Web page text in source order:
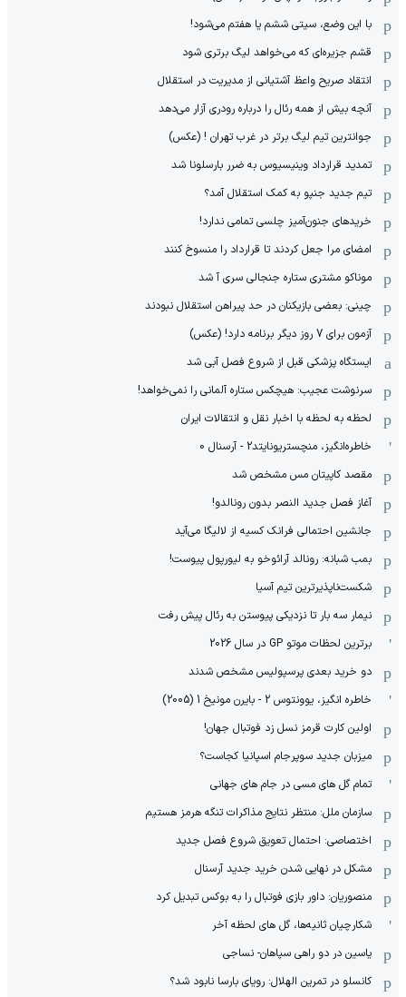
با این وضع، سیتی ششم یا هفتم می‌شود!
قشم جزیره‌ای که می‌خواهد لیگ برتری شود
انتقاد صریح واعظ آشتیانی از مدیریت در استقلال
آنچه بیش از همه رئال را درباره رودری آزار می‌دهد
جوانترین تیم لیگ برتر در غرب تهران ! (عکس)
تمدید قرارداد وینیسیوس به ضرر بارسلونا شد
تیم جدید جنپو به کمک استقلال آمد؟
خریدهای جنون‌آمیز چلسی تمامی ندارد!
امضای مرا جعل کردند تا قرارداد را منسوخ کنند
موناکو مشتری ستاره جنجالی سری آ شد
چینی: بعضی بازیکنان در حد پیراهن استقلال نبودند
آزمون برای 7 روز دیگر برنامه دارد! (عکس)
ایستگاه پزشکی قبل از شروع فصل آبی شد
سرنوشت عجیب: هیچکس ستاره آلمانی را نمی‌خواهد!
لحظه به لحظه با اخبار نقل و انتقالات ایران
خاطره‌انگیز، منچستریونایتد2 - آرسنال 0
مقصد کاپیتان مس مشخص شد
آغاز فصل جدید النصر بدون رونالدو!
جانشین احتمالی فرانک کسیه از لالیگا می‌آید
بمب شبانه: رونالد آرائوخو به لیورپول پیوست!
شکست‌ناپذیرترین تیم آسیا
نیمار سه بار تا نزدیکی پیوستن به رئال پیش رفت
برترین لحظات موتو GP در سال 2026
دو خرید بعدی پرسپولیس مشخص شدند
خاطره انگیز، یوونتوس 2 - بایرن مونیخ 1 (2005)
اولین کارت قرمز نسل زد فوتبال جهان!
میزبان جدید سوپرجام اسپانیا کجاست؟
تمام گل های مسی در جام های جهانی
سازمان ملل: منتظر نتایج مذاکرات تنگه هرمز هستیم
اختصاصی: احتمال تعویق شروع فصل جدید
مشکل در نهایی شدن خرید جدید آرسنال
منصوریان: داور بازی فوتبال را به بوکس تبدیل کرد
شکارچیان ثانیه‌ها، گل های لحظه آخر
یاسین در دو راهی سپاهان- نساجی
کانسلو در تمرین الهلال: رویای بارسا نابود شد؟